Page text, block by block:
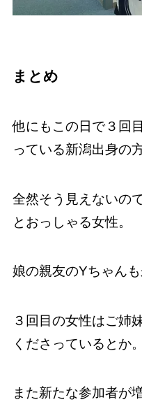
まとめ
他にもこの日で３回
っている新潟出身の方
全然そう見えないの
とおっしゃる女性。
娘の親友のYちゃんも
３回目の女性はご姉
くださっているとか。
また新たな参加者が